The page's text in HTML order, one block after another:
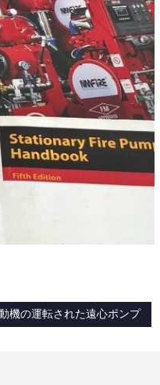
機の運転された遠心ポンプ